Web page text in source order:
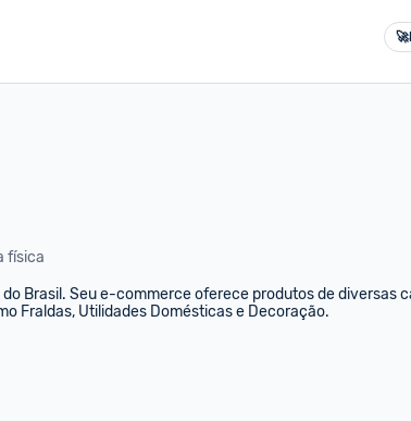
🚀
física
Brasil. Seu e-commerce oferece produtos de diversas
Fraldas, Utilidades Domésticas e Decoração.